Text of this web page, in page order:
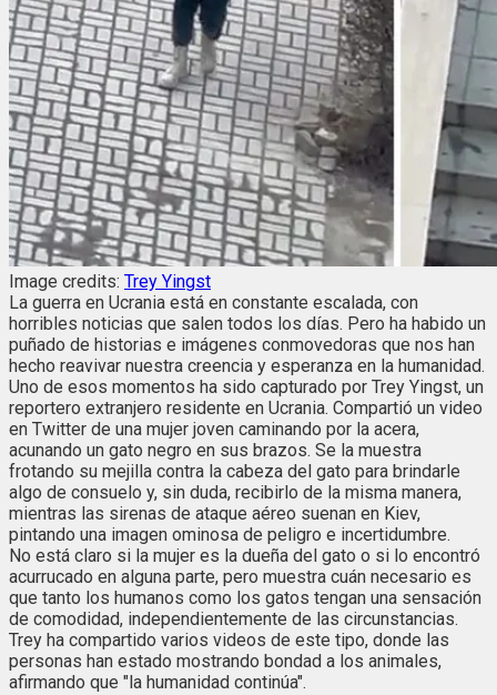
Image credits: Trey Yingst
La guerra en Ucrania está en constante escalada, con
horribles noticias que salen todos los días. Pero ha habido un
puñado de historias e imágenes conmovedoras que nos han
hecho reavivar nuestra creencia y esperanza en la humanidad.
Uno de esos momentos ha sido capturado por Trey Yingst, un
reportero extranjero residente en Ucrania. Compartió un video
en Twitter de una mujer joven caminando por la acera,
acunando un gato negro en sus brazos. Se la muestra
frotando su mejilla contra la cabeza del gato para brindarle
algo de consuelo y, sin duda, recibirlo de la misma manera,
mientras las sirenas de ataque aéreo suenan en Kiev,
pintando una imagen ominosa de peligro e incertidumbre.
No está claro si la mujer es la dueña del gato o si lo encontró
acurrucado en alguna parte, pero muestra cuán necesario es
que tanto los humanos como los gatos tengan una sensación
de comodidad, independientemente de las circunstancias.
Trey ha compartido varios videos de este tipo, donde las
personas han estado mostrando bondad a los animales,
afirmando que "la humanidad continúa".